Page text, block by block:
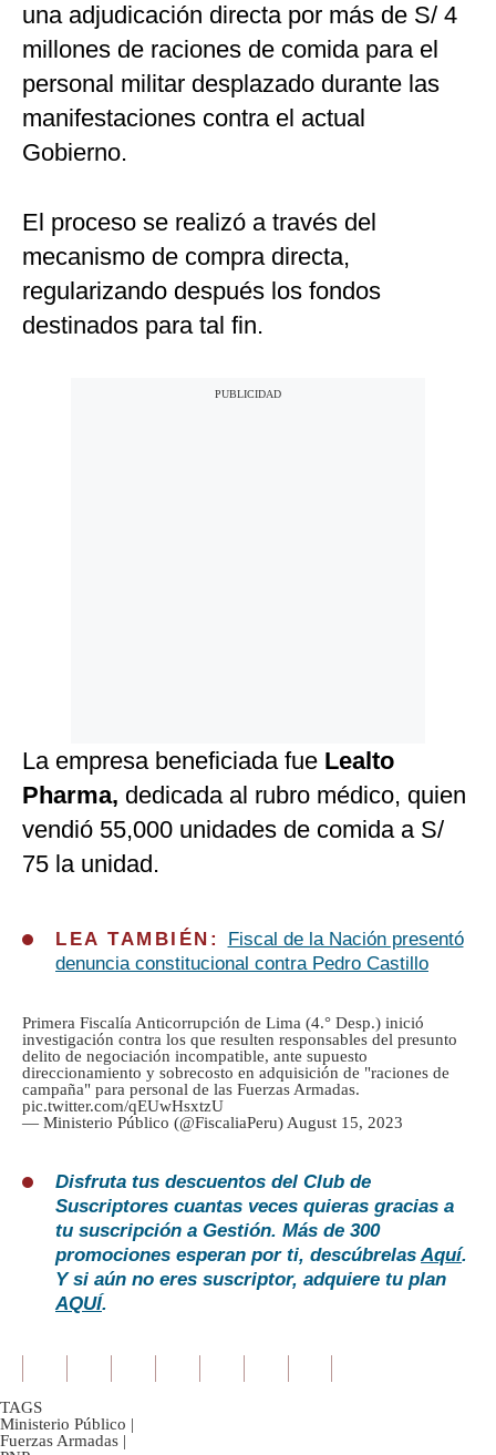
una adjudicación directa por más de S/ 4
millones de raciones de comida para el
personal militar desplazado durante las
manifestaciones contra el actual
Gobierno.
El proceso se realizó a través del
mecanismo de compra directa,
regularizando después los fondos
destinados para tal fin.
La empresa beneficiada fue Lealto
Pharma, dedicada al rubro médico, quien
vendió 55,000 unidades de comida a S/
75 la unidad.
LEA TAMBIÉN:
Fiscal de la Nación presentó
denuncia constitucional contra Pedro Castillo
Primera Fiscalía Anticorrupción de Lima (4.° Desp.) inició
investigación contra los que resulten responsables del presunto
delito de negociación incompatible, ante supuesto
direccionamiento y sobrecosto en adquisición de "raciones de
campaña" para personal de las Fuerzas Armadas.
pic.twitter.com/qEUwHsxtzU
— Ministerio Público (@FiscaliaPeru)August 15, 2023
Disfruta tus descuentos del Club de
Suscriptores cuantas veces quieras gracias a
tu suscripción a Gestión. Más de 300
promociones esperan por ti, descúbrelasAquí.
Y si aún no eres suscriptor, adquiere tu plan
AQUÍ.
TAGS
Ministerio Público |
Fuerzas Armadas |